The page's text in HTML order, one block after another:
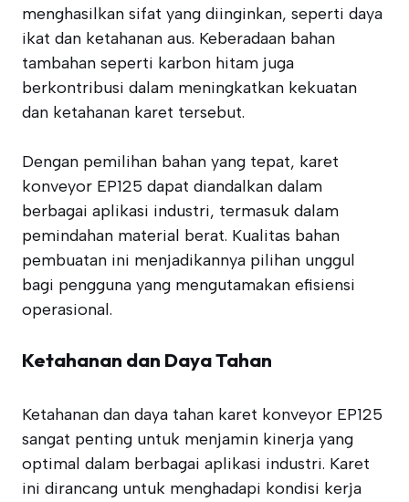
menghasilkan sifat yang diinginkan, seperti daya
ikat dan ketahanan aus. Keberadaan bahan
tambahan seperti karbon hitam juga
berkontribusi dalam meningkatkan kekuatan
dan ketahanan karet tersebut.
Dengan pemilihan bahan yang tepat, karet
konveyor EP125 dapat diandalkan dalam
berbagai aplikasi industri, termasuk dalam
pemindahan material berat. Kualitas bahan
pembuatan ini menjadikannya pilihan unggul
bagi pengguna yang mengutamakan efisiensi
operasional.
Ketahanan dan Daya Tahan
Ketahanan dan daya tahan karet konveyor EP125
sangat penting untuk menjamin kinerja yang
optimal dalam berbagai aplikasi industri. Karet
ini dirancang untuk menghadapi kondisi kerja